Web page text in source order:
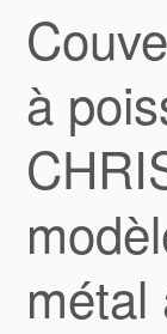
à
métal